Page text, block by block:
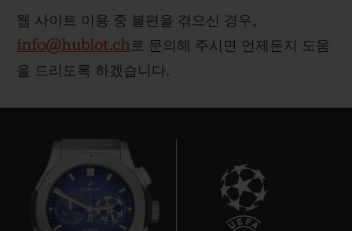
웹 사이트 이용 중 불편을 겪으신 경우,
info@hublot.ch로 문의해 주시면 언제든지 도움
을 드리도록 하겠습니다.
예상 배송일
안전한 결제
기프트 파우치